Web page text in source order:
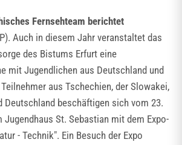
Fernsehteam berichtet
Auch in diesem Jahr veranstaltet das
des Bistums Erfurt eine
mit Jugendlichen aus Deutschland und
aus Tschechien, der Slowakei,
Deutschland beschäftigen sich vom 23.
St. Sebastian mit dem Expo-
- Technik". Ein Besuch der Expo